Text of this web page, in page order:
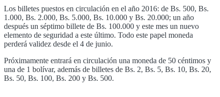
Los billetes puestos en circulación en el año 2016: de Bs. 500, Bs.
1.000, Bs. 2.000, Bs. 5.000, Bs. 10.000 y Bs. 20.000; un año
después un séptimo billete de Bs. 100.000 y este mes un nuevo
elemento de seguridad a este último. Todo este papel moneda
perderá validez desde el 4 de junio.
Próximamente entrará en circulación una moneda de 50 céntimos y
una de 1 bolívar, además de billetes de Bs. 2, Bs. 5, Bs. 10, Bs. 20,
Bs. 50, Bs. 100, Bs. 200 y Bs. 500.